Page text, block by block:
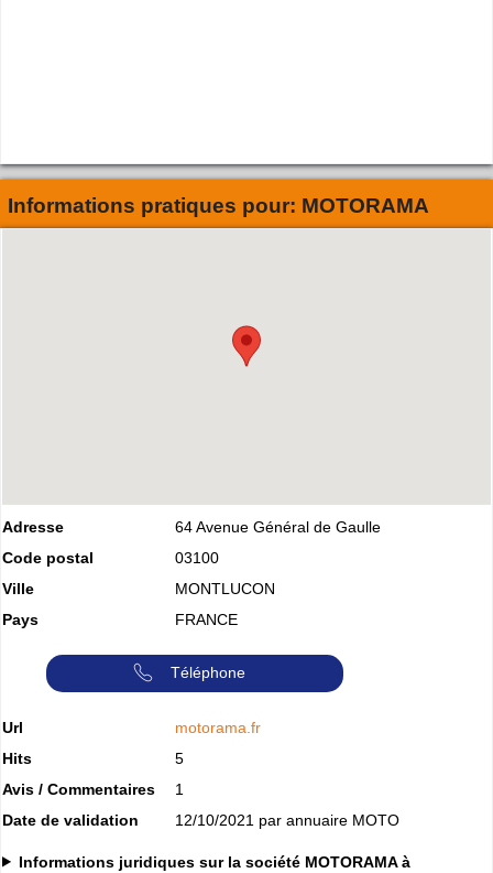
Informations pratiques pour: MOTORAMA
Adresse
64 Avenue Général de Gaulle
Code postal
03100
Ville
MONTLUCON
Pays
FRANCE
Téléphone
Url
motorama.fr
Hits
5
Avis / Commentaires
1
Date de validation
12/10/2021 par annuaire MOTO
Informations juridiques sur la société MOTORAMA à